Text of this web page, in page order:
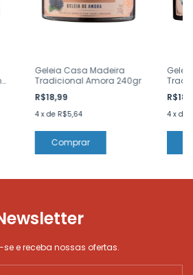
Geleia Casa Madeira
Tradicional Amora 240gr
R$18,99
4 xde R$5,64
240gr
4 x de
e receba nossas ofertas.